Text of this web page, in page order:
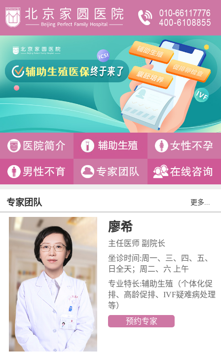
专家团队 更多...
廖希
主任医师 副院长
坐诊时间:周一、三、四、五、
日全天；周二、六 上午
专业特长:辅助生殖 （个体化促
排、高龄促排、IVF疑难病处理
等）
预约专家